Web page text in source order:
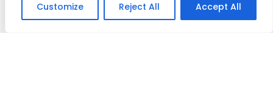
Customize Reject All Accept All
Sie nicht im gesamten Gebäude. Das Gebäude ist